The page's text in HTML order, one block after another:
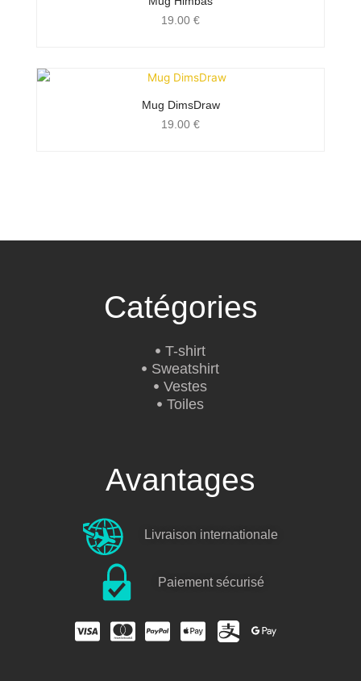
19.00 €
Mug DimsDraw
19.00 €
Catégories
T-shirt
Sweatshirt
Vestes
Toiles
Avantages
Livraison internationale
Paiement sécurisé